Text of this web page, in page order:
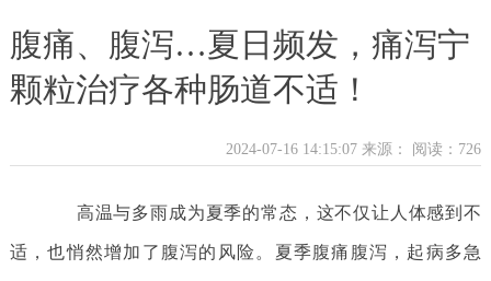
腹痛、腹泻…夏日频发，痛泻宁
颗粒治疗各种肠道不适！
2024-07-16 14:15:07 来源： 阅读：726
高温与多雨成为夏季的常态，这不仅让人体感到不
适，也悄然增加了腹泻的风险。夏季腹痛腹泻，起病多急